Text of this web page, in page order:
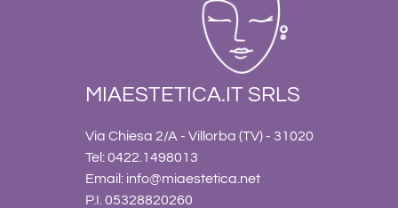
MIAESTETICA.IT SRLS
Via Chiesa 2/A - Villorba (TV) - 31020
Tel: 0422.1498013
Email: info@miaestetica.net
P.I. 05328820260